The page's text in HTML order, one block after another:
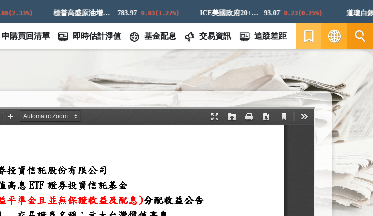
標普高盛原油增強超額回報指數 783.97 9.83(1.27%) ICE美國政府20+年期債券指數 93.07 0.23(0.25%) 道瓊白銀
申購買回清單 即時估計淨值 基金配息 交易資訊 追蹤差距
EN